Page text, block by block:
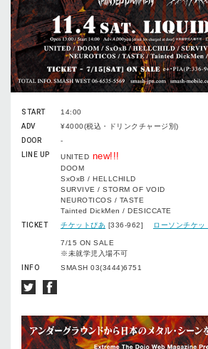
START
14:00
ADV
¥4000(税込・ドリンクチャージ別)
DOOR
-
LINE UP
UNITED new!!!
DOOM
SxOxB / HELLCHILD
SURVIVE / STORM OF VOID
NEUROTICOS / TASTE
Tainted DickMen / DESICCATE
TICKET
チケットぴあ [336-962] ローソンチケッ
7/15 ON SALE
※未就学児入場不可
INFO
SMASH 03(3444)6751